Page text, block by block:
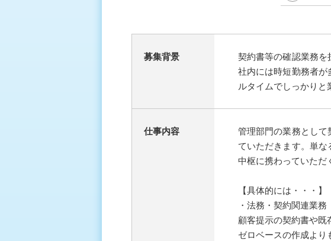
募集背景
契約書等の確認業務を
社内には時短勤務者
ルタイムでしっかりと
仕事内容
管理部門の業務とし
ていただきます。単
中枢に携わっていただ
【具体的には・・・】
・法務・契約関連業務
顧客提示の契約書や既
ゼロベースの作成より